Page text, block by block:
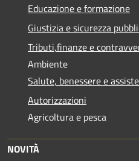
Educazione e formazione
Giustizia e sicurezza
Tributi,finanze e
Ambiente
Salute, benessere e
Autorizzazioni
Agricoltura e pesca
NOVITÀ